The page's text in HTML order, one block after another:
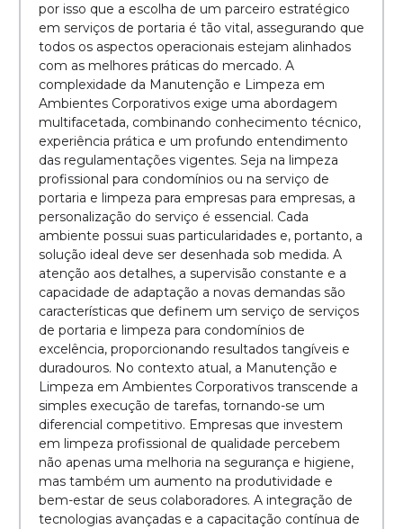
por isso que a escolha de um parceiro estratégico
em serviços de portaria é tão vital, assegurando que
todos os aspectos operacionais estejam alinhados
com as melhores práticas do mercado. A
complexidade da Manutenção e Limpeza em
Ambientes Corporativos exige uma abordagem
multifacetada, combinando conhecimento técnico,
experiência prática e um profundo entendimento
das regulamentações vigentes. Seja na limpeza
profissional para condomínios ou na serviço de
portaria e limpeza para empresas para empresas, a
personalização do serviço é essencial. Cada
ambiente possui suas particularidades e, portanto, a
solução ideal deve ser desenhada sob medida. A
atenção aos detalhes, a supervisão constante e a
capacidade de adaptação a novas demandas são
características que definem um serviço de serviços
de portaria e limpeza para condomínios de
excelência, proporcionando resultados tangíveis e
duradouros. No contexto atual, a Manutenção e
Limpeza em Ambientes Corporativos transcende a
simples execução de tarefas, tornando-se um
diferencial competitivo. Empresas que investem
em limpeza profissional de qualidade percebem
não apenas uma melhoria na segurança e higiene,
mas também um aumento na produtividade e
bem-estar de seus colaboradores. A integração de
tecnologias avançadas e a capacitação contínua de